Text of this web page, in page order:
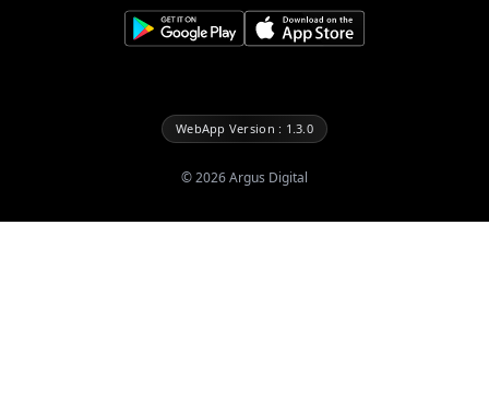
WebApp Version : 1.3.0
©2026Argus Digital